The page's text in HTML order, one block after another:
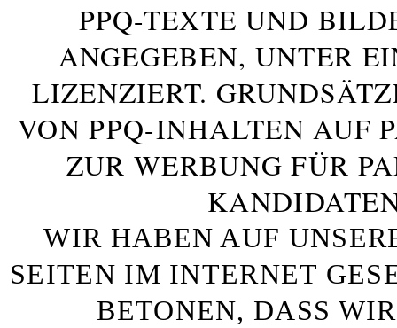
PPQ-TEXTE UND
ANGEGEBEN, UNTER
LIZENZIERT.
VON PPQ-INHALTEN AUF
ZUR WERBUNG FÜR
WIR HABEN AUF
SEITEN IM INTERNET
BETONEN, DASS